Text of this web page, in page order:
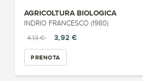
AGRICOLTURA BIOLOGICA
INDRIO FRANCESCO (1980)
4,13 €
3,92 €
PRENOTA